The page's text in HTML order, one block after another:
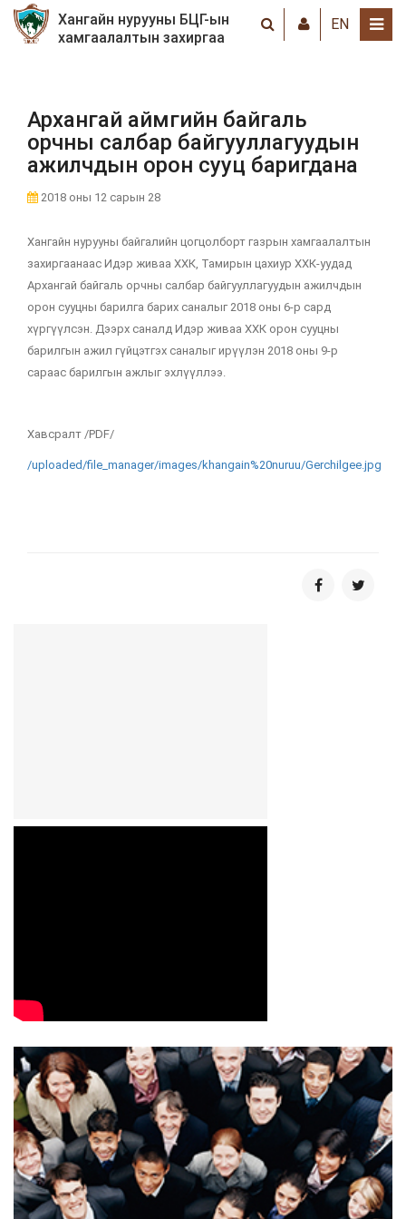
Хангайн нурууны БЦГ-ын
хамгаалалтын захиргаа
EN
Архангай аймгийн байгаль
орчны салбар байгууллагуудын
ажилчдын орон сууц баригдана
2018 оны 12 сарын 28
Хангайн нурууны байгалийн цогцолборт газрын хамгаалалтын
захиргаанаас Идэр живаа ХХК, Тамирын цахиур ХХК-уудад
Архангай байгаль орчны салбар байгууллагуудын ажилчдын
орон сууцны барилга барих саналыг 2018 оны 6-р сард
хүргүүлсэн. Дээрх саналд Идэр живаа ХХК орон сууцны
барилгын ажил гүйцэтгэх саналыг ирүүлэн 2018 оны 9-р
сараас барилгын ажлыг эхлүүллээ.
Хавсралт /PDF/
/uploaded/file_manager/images/khangain%20nuruu/Gerchilgee.jpg